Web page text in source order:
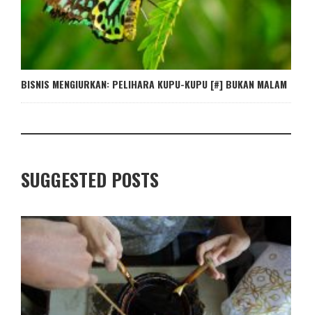
BISNIS MENGIURKAN: PELIHARA KUPU-KUPU [#] BUKAN MALAM
SUGGESTED POSTS